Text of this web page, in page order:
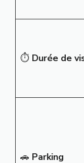
⏱️ Durée de
🚗 Parking